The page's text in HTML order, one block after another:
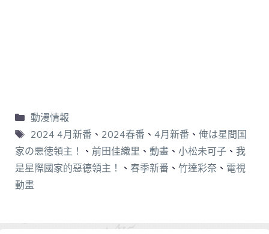
動漫情報
2024 4月新番 、 2024春番 、 4月新番 、 俺は星間国
家の悪徳領主！
、 前田佳織里 、 動畫 、 小松未可子 、 我
是星際國家的惡德領主！
、 春季新番 、 竹達彩奈 、 電視
動畫